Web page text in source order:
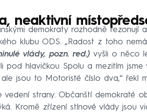
neaktivní
demokraty rozhodně rezonují
klubu ODS. „Radost z toho
vlády, pozn. red.) vyšli o něco
pod hlavičkou Spolu a mezitím jsme
jsou to Motoristé číslo dva,“ řekl
vedení strany. Občanští demokraté
Kromě zřízení stínové vlády jsou